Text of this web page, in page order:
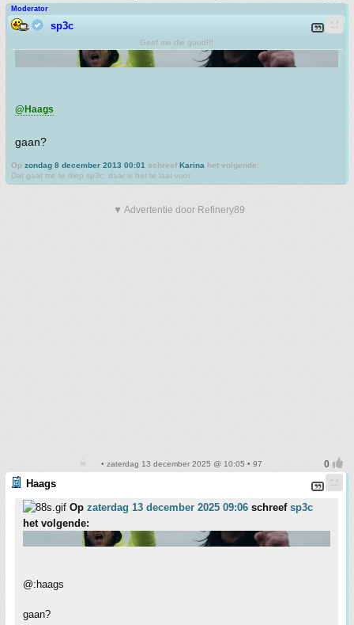
Moderator
sp3c
Geef me die goud!!!
@Haags
gaan?
Op zondag 8 december 2013 00:01 schreef Karina het volgende:
Dat gaat me te diep sp3c, daar is het te laat voor.
▼ Advertentie door Refinery89
• zaterdag 13 december 2025 @ 10:05 • 97
Haags
Op zaterdag 13 december 2025 09:06 schreef sp3c
het volgende:
@:haags
gaan?